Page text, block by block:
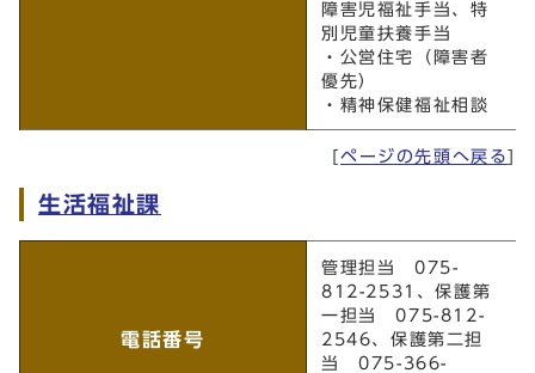
障害児福祉手当、特
別児童扶養手当
・公営住宅（障害者
優先）
・精神保健福祉相談
ページの先頭へ戻る
生活福祉課
電話番号
管理担当 075-
812-2531、保護第
一担当 075-812-
2546、保護第二担
当 075-366-